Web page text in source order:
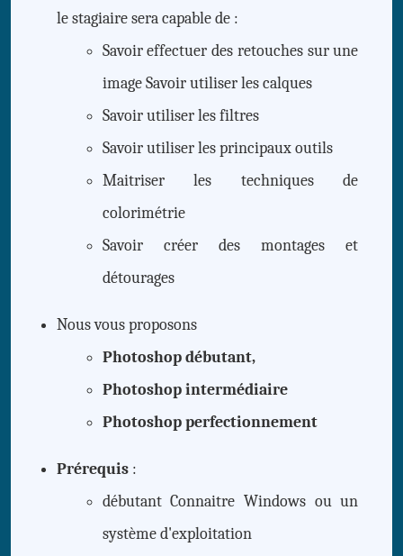
le stagiaire sera capable de :
Savoir effectuer des retouches sur une
image Savoir utiliser les calques
Savoir utiliser les filtres
Savoir utiliser les principaux outils
Maitriser les techniques de
colorimétrie
Savoir créer des montages et
détourages
Nous vous proposons
Photoshop débutant,
Photoshop intermédiaire
Photoshop perfectionnement
Prérequis:
débutant Connaitre Windows ou un
système d'exploitation